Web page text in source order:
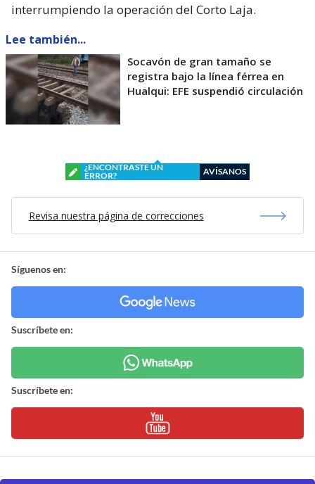
interrumpiendo la operación del Corto Laja.
Lee también...
Socavón de gran tamaño se
registra bajo la línea férrea en
Hualqui: EFE suspendió circulación
¿ENCONTRASTE UN
ERROR?
AVÍSANOS
Revisa nuestra página de correcciones
Síguenos en:
Suscríbete en:
Suscríbete en: